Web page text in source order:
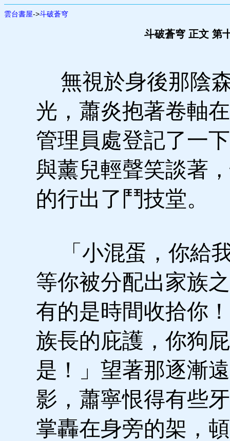
雲台書屋->斗破蒼穹
斗破蒼穹 正文 第
無視於身後那陰
光，蕭炎抱著卷軸
管理員處登記了一
與薰兒輕聲笑談著
的行出了鬥技堂。
「小混蛋，你給
等你被分配出家族
有的是時間收拾你
族長的庇護，你狗
是！」望著那逐漸
影，蕭寧恨得有些
掌轟在身旁的架，